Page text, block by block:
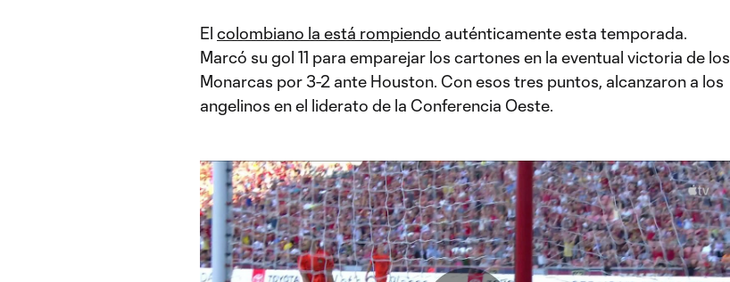
El colombiano la está rompiendo auténticamente esta temporada.
Marcó su gol 11 para emparejar los cartones en la eventual victoria de los
Monarcas por 3-2 ante Houston. Con esos tres puntos, alcanzaron a los
angelinos en el liderato de la Conferencia Oeste.